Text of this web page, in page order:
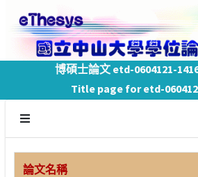
博碩士論文 etd-0604121-
Title page for etd-
論文名稱